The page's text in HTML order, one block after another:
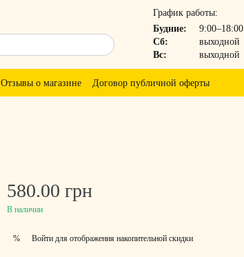
График работы:
Будние:
9:00–18:00
Сб:
выходной
Вс:
выходной
Отзывы о магазине Договор публичной оферты
580.00 грн
В наличии
% Войти для отображения накопительной скидки